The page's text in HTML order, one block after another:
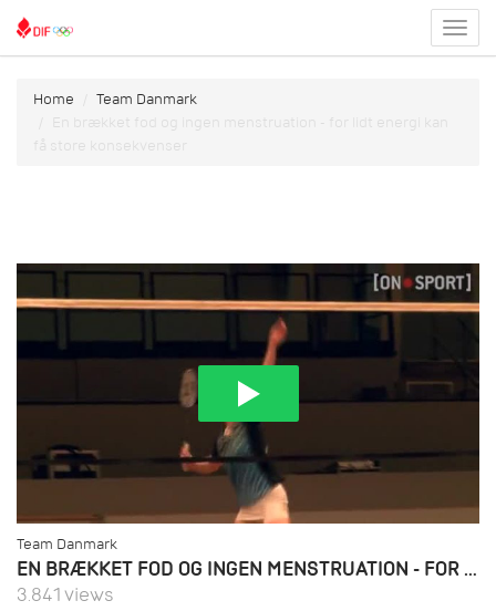
menu
Home
Team Danmark
En brækket fod og ingen menstruation - for lidt energi kan
få store konsekvenser
Team Danmark
EN BRÆKKET FOD OG INGEN MENSTRUATION - FOR LIDT ENERGI KAN FÅ STORE KONSEKVENSER
3.841 views